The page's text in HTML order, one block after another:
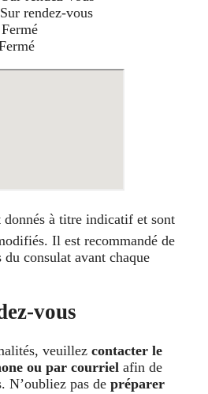
rendez-vous
à titre indicatif et sont
Il est recommandé de
consulat avant chaque
vous
veuillez contacter le
ou par courriel afin de
N’oubliez pas de préparer